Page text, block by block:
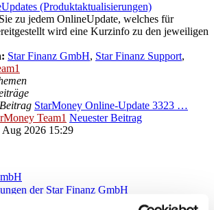
(Produktaktualisierungen)
zu jedem OnlineUpdate, welches für
wird eine Kurzinfo zu den jeweiligen
Star Finanz GmbH, Star Finanz Support,
StarMoney Online-Update 3323 …
Team1 Neuester Beitrag
2026 15:29
der Star Finanz GmbH
(Produktaktualisierungen)